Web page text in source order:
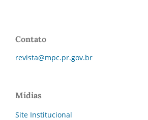
Contato
revista@mpc.pr.gov.br
Mídias
Site Institucional